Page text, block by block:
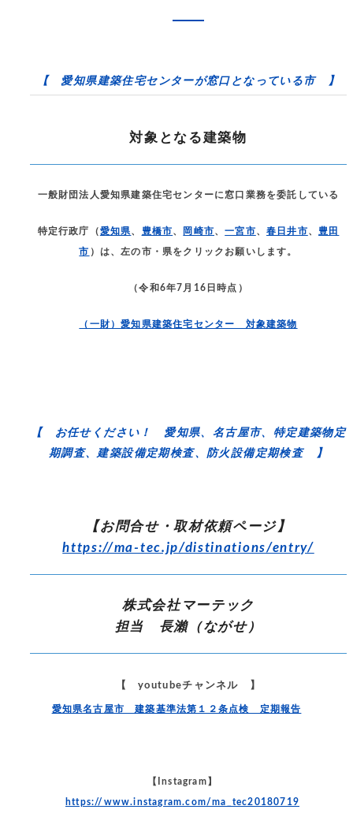
【 愛知県建築住宅センターが窓口となっている市 】
対象となる建築物
一般財団法人愛知県建築住宅センターに窓口業務を委託している
特定行政庁（愛知県、 豊橋市、 岡崎市、一宮市、春日井市、 豊田
市 ）は、左の市・県をクリックお願いします。
（令和6年7月16日時点）
（一財）愛知県建築住宅センター 対象建築物
【 お任せください！ 愛知県、名古屋市、特定建築物定
期調査、建築設備定期検査、防火設備定期検査 】
【お問合せ・取材依頼ページ】
https://ma-tec.jp/distinations/entry/
株式会社マーテック
担当 長瀨（ながせ）
【 youtubeチャンネル 】
愛知県名古屋市 建築基準法第１２条点検 定期報告
【Instagram】
https://www.instagram.com/ma_tec20180719